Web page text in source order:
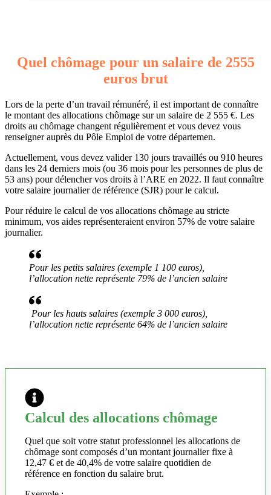
Quel chômage pour un salaire de 2555
euros brut
Lors de la perte d’un travail rémunéré, il est important de connaître
le montant des allocations chômage sur un salaire de 2 555 €. Les
droits au chômage changent régulièrement et vous devez vous
renseigner auprès du Pôle Emploi de votre départemen.
Actuellement, vous devez valider 130 jours travaillés ou 910 heures
dans les 24 derniers mois (ou 36 mois pour les personnes de plus de
53 ans) pour délencher vos droits à l’ARE en 2022. Il faut connaître
votre salaire journalier de référence (SJR) pour le calcul.
Pour réduire le calcul de vos allocations chômage au stricte
minimum, vos aides représenteraient environ 57% de votre salaire
journalier.
Pour les petits salaires (exemple 1 100 euros),
l’allocation nette représente 79% de l’ancien salaire
Pour les hauts salaires (exemple 3 000 euros),
l’allocation nette représente 64% de l’ancien salaire
Calcul des allocations chômage
Quel que soit votre statut professionnel les allocations de
chômage sont composés d’un montant journalier fixe à
12,47 € et de 40,4% de votre salaire quotidien de
référence en fonction du salaire brut.